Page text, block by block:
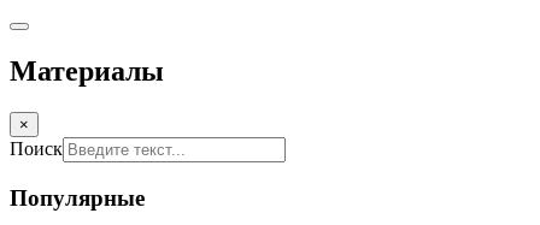
Материалы
×
Поиск
Популярные